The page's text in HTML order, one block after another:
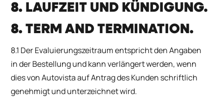
8. LAUFZEIT UND KÜNDIGUNG.
8. TERM AND TERMINATION.
8.1 Der Evaluierungszeitraum entspricht den Angaben
in der Bestellung und kann verlängert werden, wenn
dies von Autovista auf Antrag des Kunden schriftlich
genehmigt und unterzeichnet wird.